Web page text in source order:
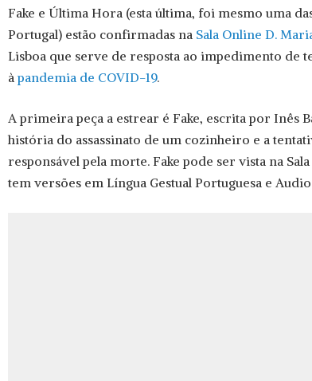
Fake e Última Hora (esta última, foi mesmo uma
Portugal) estão confirmadas na Sala Online D.
Lisboa que serve de resposta ao impedimento de
àpandemia de COVID-19.
A primeira peça a estrear é Fake, escrita por Inês
história do assassinato de um cozinheiro e a
responsável pela morte. Fake pode ser vista na
tem versões em Língua Gestual Portuguesa e